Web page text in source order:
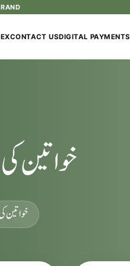
CONTACT USDIGITAL PAYMENTS
خواتین
خواتین